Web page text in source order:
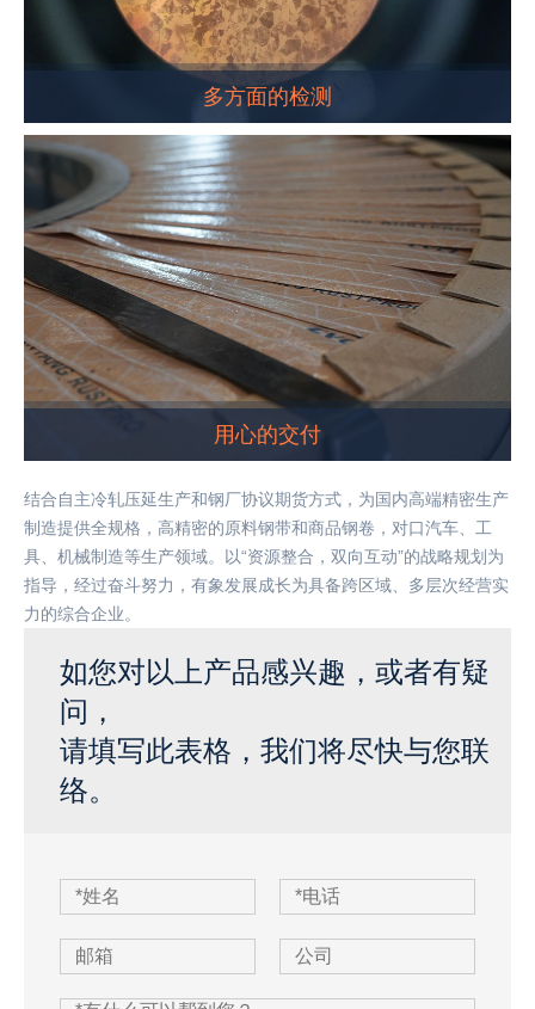
多方面的检测
用心的交付
结合自主冷轧压延生产和钢厂协议期货方式，为国内高端精密生产
制造提供全规格，高精密的原料钢带和商品钢卷，对口汽车、工
具、机械制造等生产领域。以“资源整合，双向互动”的战略规划为
指导，经过奋斗努力，有象发展成长为具备跨区域、多层次经营实
力的综合企业。
如您对以上产品感兴趣，或者有疑
问，
请填写此表格，我们将尽快与您联
络。